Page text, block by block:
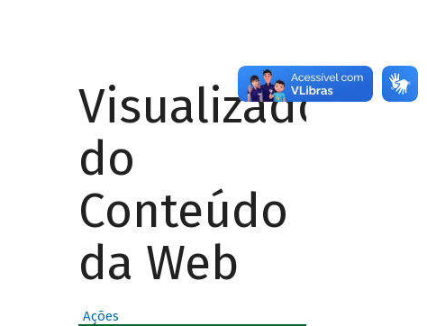
Visualizador
do
Conteúdo
da Web
Ações